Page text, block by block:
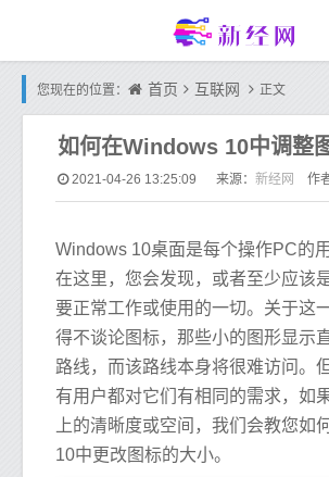
您现在的位置： 首页 互联网 正文
如何在Windows 10中调整
2021-04-26 13:25:09 来源： 新经网 作
Windows 10桌面是每个操作PC的
在这里，您会发现，或者至少应该
要正常工作或使用的一切。关于这
得不谈论图标，那些小的图形显示
路线，而该路线本身将很难访问。
有用户都对它们有相同的需求，如
上的清晰度或空间，我们会教您如
10中更改图标的大小。